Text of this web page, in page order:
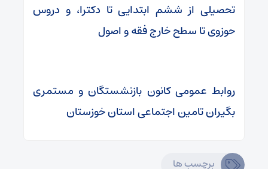
تحصیلی از ششم ابتدایی تا دکترا، و دروس
حوزوی تا سطح خارج فقه و اصول
روابط عمومی کانون بازنشستگان و مستمری
بگیران تامین اجتماعی استان خوزستان
برچسب ها